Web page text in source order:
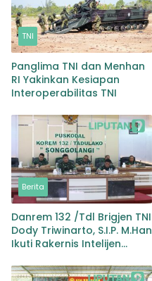
TNI
Panglima TNI dan Menhan
RI Yakinkan Kesiapan
Interoperabilitas TNI
Berita
Danrem 132 /Tdl Brigjen TNI
Dody Triwinarto, S.I.P. M.Han
Ikuti Rakernis Intelijen
2024